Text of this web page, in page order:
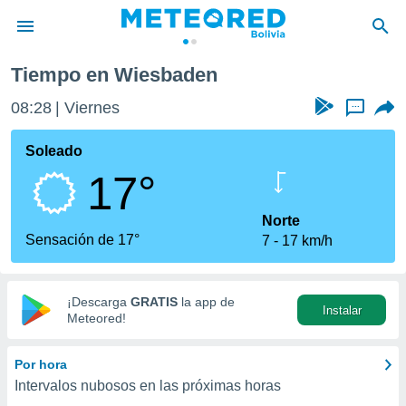
de
ha
calidad.
a este
las
y
digital
basada
Tiempo en Wiesbaden
08:28 Viernes ...
Soleado
17°
Sensación de 17°
Norte
7
17 km/h
¡Descarga GRATIS la app de
Meteored!
Instalar
Por hora
Intervalos nubosos en las próximas horas